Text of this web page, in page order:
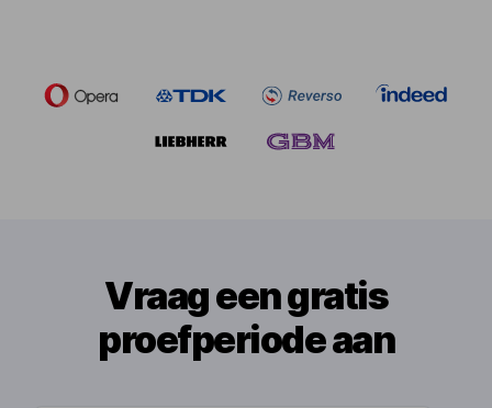
Vraag een gratis
proefperiode aan